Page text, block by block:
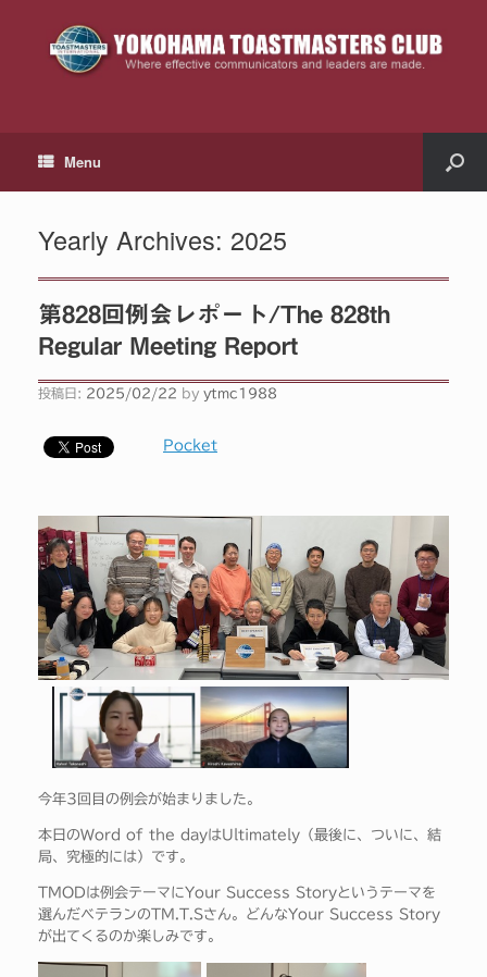
Menu
Yearly Archives: 2025
第828回例会レポート/The 828th
Regular Meeting Report
投稿日: 2025/02/22 by ytmc1988
Pocket
今年3回目の例会が始まりました。
本日のWord of the dayはUltimately（最後に、ついに、結
局、究極的には）です。
TMODは例会テーマにYour Success Storyというテーマを
選んだベテランのTM.T.Sさん。どんなYour Success Story
が出てくるのか楽しみです。